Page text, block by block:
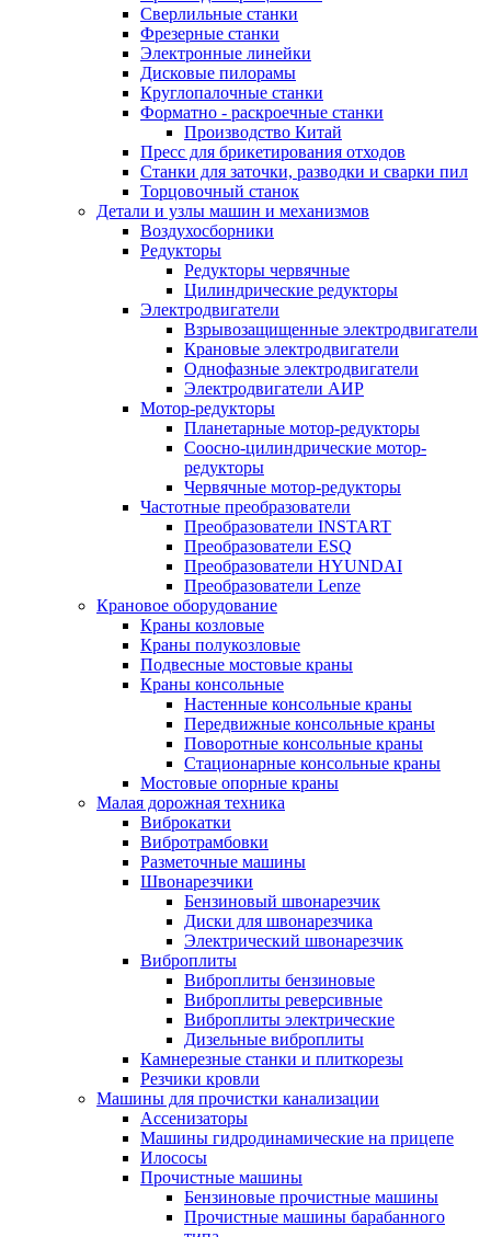
Сверлильные станки
Фрезерные станки
Электронные линейки
Дисковые пилорамы
Круглопалочные станки
Форматно - раскроечные станки
Производство Китай
Пресс для брикетирования отходов
Станки для заточки, разводки и сварки пил
Торцовочный станок
Детали и узлы машин и механизмов
Воздухосборники
Редукторы
Редукторы червячные
Цилиндрические редукторы
Электродвигатели
Взрывозащищенные электродвигатели
Крановые электродвигатели
Однофазные электродвигатели
Электродвигатели АИР
Мотор-редукторы
Планетарные мотор-редукторы
Соосно-цилиндрические мотор-
редукторы
Червячные мотор-редукторы
Частотные преобразователи
Преобразователи INSTART
Преобразователи ESQ
Преобразователи HYUNDAI
Преобразователи Lenze
Крановое оборудование
Краны козловые
Краны полукозловые
Подвесные мостовые краны
Краны консольные
Настенные консольные краны
Передвижные консольные краны
Поворотные консольные краны
Стационарные консольные краны
Мостовые опорные краны
Малая дорожная техника
Виброкатки
Вибротрамбовки
Разметочные машины
Швонарезчики
Бензиновый швонарезчик
Диски для швонарезчика
Электрический швонарезчик
Виброплиты
Виброплиты бензиновые
Виброплиты реверсивные
Виброплиты электрические
Дизельные виброплиты
Камнерезные станки и плиткорезы
Резчики кровли
Машины для прочистки канализации
Ассенизаторы
Машины гидродинамические на прицепе
Илососы
Прочистные машины
Бензиновые прочистные машины
Прочистные машины барабанного